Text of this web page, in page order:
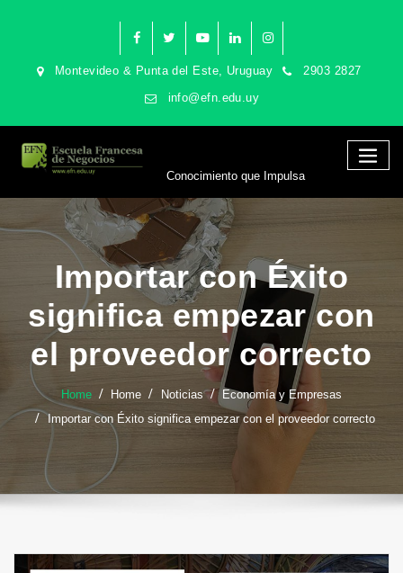
Montevideo & Punta del Este, Uruguay 2903 2827
info@efn.edu.uy
Conocimiento que Impulsa
Importar con Éxito
significa empezar con
el proveedor correcto
Home Home Noticias
Economía y Empresas
Importar con Éxito significa empezar con el proveedor correcto